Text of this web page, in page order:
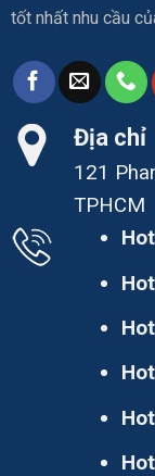
tốt nhất nhu cầu
Địa chỉ
121
TPHCM